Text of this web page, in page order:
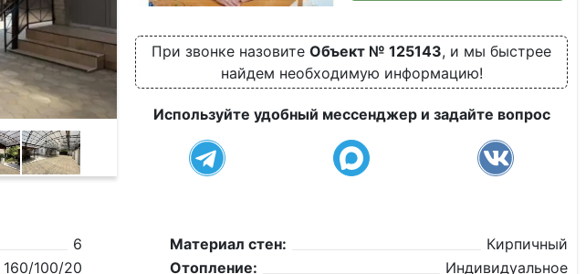
При звонке назовите Объект № 125143, и мы быстрее
найдем необходимую информацию!
Используйте удобный мессенджер и задайте вопрос
6
160/100/20
Материал стен:
Кирпичный
Отопление:
Индивидуальное